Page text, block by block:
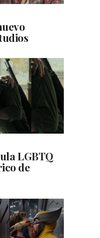
LGBTQ
de